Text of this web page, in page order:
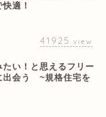
適！
41925 view
たい！と思えるフリー
出会う ~規格住宅を